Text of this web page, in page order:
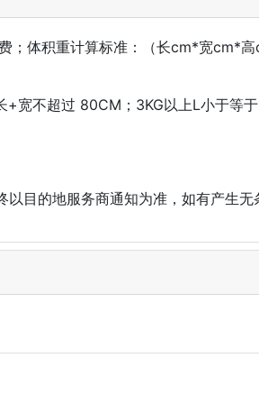
体积重计算标准：（长cm*宽cm*
宽不超过 80CM；3KG以上L小于等
目的地服务商通知为准，如有产生无